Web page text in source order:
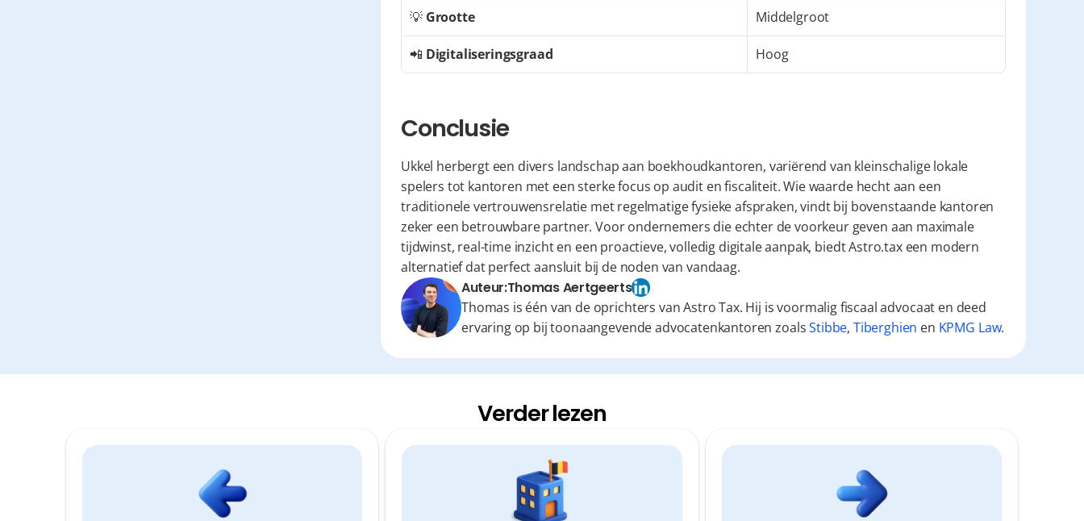
💡 Grootte Middelgroot
📲 Digitaliseringsgraad Hoog
Conclusie
Ukkel herbergt een divers landschap aan boekhoudkantoren, variërend van kleinschalige lokale
spelers tot kantoren met een sterke focus op audit en fiscaliteit. Wie waarde hecht aan een
traditionele vertrouwensrelatie met regelmatige fysieke afspraken, vindt bij bovenstaande kantoren
zeker een betrouwbare partner. Voor ondernemers die echter de voorkeur geven aan maximale
tijdwinst, real-time inzicht en een proactieve, volledig digitale aanpak, biedt Astro.tax een modern
alternatief dat perfect aansluit bij de noden van vandaag.
Auteur:Thomas Aertgeerts
Thomas is één van de oprichters van Astro Tax. Hij is voormalig fiscaal advocaat en deed
ervaring op bij toonaangevende advocatenkantoren zoalsStibbe, Tiberghien en KPMG Law.
Verder lezen